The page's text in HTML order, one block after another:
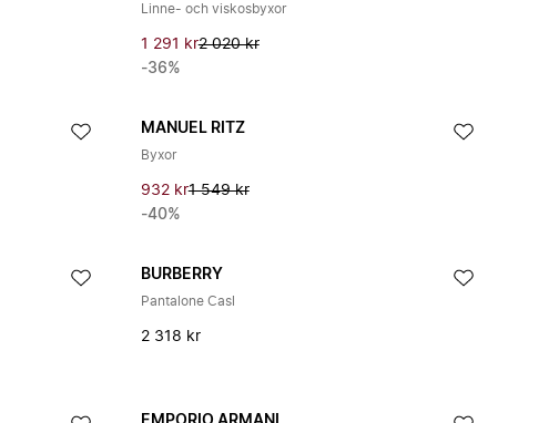
Linne- och viskosbyxor
1 291 kr2 020 kr
-36%
MANUEL RITZ
Byxor
932 kr1 549 kr
-40%
BURBERRY
Pantalone Casl
2 318 kr